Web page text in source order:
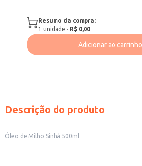
Resumo da compra:
1 unidade · R$ 0,00
Adicionar ao carrinho
Descrição do produto
Óleo de Milho Sinhá 500ml